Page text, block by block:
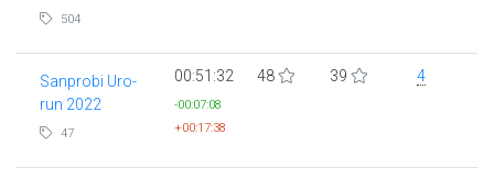
504
Sanprobi Uro-
run 2022
47
00:51:32
-00:07:08
+00:17:38
48 39 4